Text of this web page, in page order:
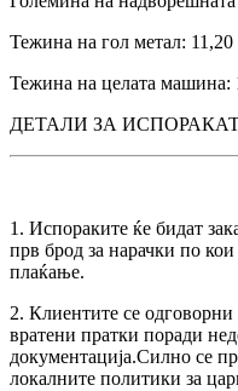
Тежина на гол метал: 11,20
Тежина на целата машина:
ДЕТАЛИ ЗА
1. Испораките ќе бидат
прв брод за нарачки по
плаќање.
2. Клиентите се
вратени пратки поради
документација.Силно се
локалните политики за